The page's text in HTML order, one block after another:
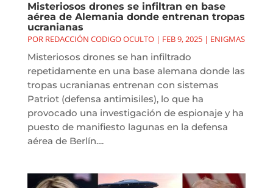
Misteriosos drones se infiltran en base
aérea de Alemania donde entrenan tropas
ucranianas
POR REDACCIÓN CODIGO OCULTO| FEB 9, 2025| ENIGMAS
Misteriosos drones se han infiltrado
repetidamente en una base alemana donde las
tropas ucranianas entrenan con sistemas
Patriot (defensa antimisiles), lo que ha
provocado una investigación de espionaje y ha
puesto de manifiesto lagunas en la defensa
aérea de Berlín....